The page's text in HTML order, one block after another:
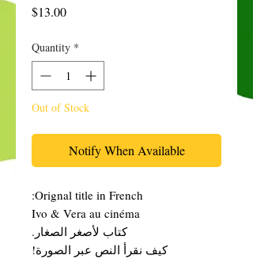
$13.00Price
Quantity *
Out of Stock
Notify When Available
Orignal title in French:
Ivo & Vera au cinéma
كتاب لأصغر الصغار.
كيف نقرأ النص عبر الصورة!